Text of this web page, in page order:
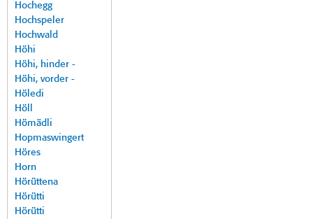
Hochegg
Hochspeler
Hochwald
Höhi
Höhi, hinder -
Höhi, vorder -
Höledi
Höll
Hömädli
Hopmaswingert
Höres
Horn
Hörüttena
Hörütti
Hörütti